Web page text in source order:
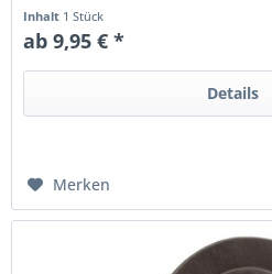
Inhalt 1 Stück
ab 9,95 € *
Details
Merken